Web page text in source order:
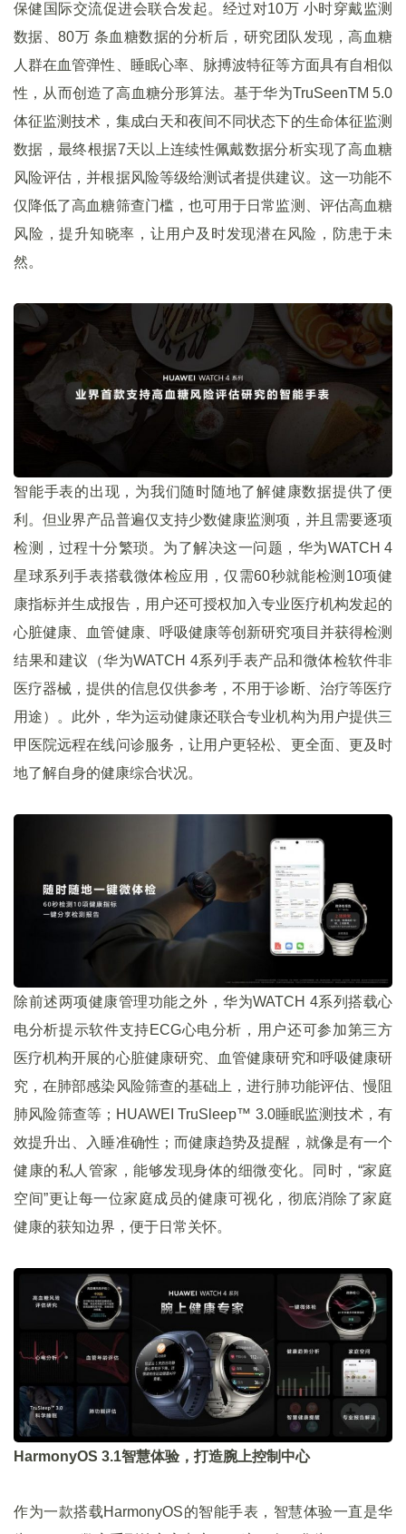
保健国际交流促进会联合发起。经过对10万 小时穿戴监测
数据、80万 条血糖数据的分析后，研究团队发现，高血糖
人群在血管弹性、睡眠心率、脉搏波特征等方面具有自相似
性，从而创造了高血糖分形算法。基于华为TruSeenTM 5.0
体征监测技术，集成白天和夜间不同状态下的生命体征监测
数据，最终根据7天以上连续性佩戴数据分析实现了高血糖
风险评估，并根据风险等级给测试者提供建议。这一功能不
仅降低了高血糖筛查门槛，也可用于日常监测、评估高血糖
风险，提升知晓率，让用户及时发现潜在风险，防患于未
然。
智能手表的出现，为我们随时随地了解健康数据提供了便
利。但业界产品普遍仅支持少数健康监测项，并且需要逐项
检测，过程十分繁琐。为了解决这一问题，华为WATCH 4
星球系列手表搭载微体检应用，仅需60秒就能检测10项健
康指标并生成报告，用户还可授权加入专业医疗机构发起的
心脏健康、血管健康、呼吸健康等创新研究项目并获得检测
结果和建议（华为WATCH 4系列手表产品和微体检软件非
医疗器械，提供的信息仅供参考，不用于诊断、治疗等医疗
用途）。此外，华为运动健康还联合专业机构为用户提供三
甲医院远程在线问诊服务，让用户更轻松、更全面、更及时
地了解自身的健康综合状况。
除前述两项健康管理功能之外，华为WATCH 4系列搭载心
电分析提示软件支持ECG心电分析，用户还可参加第三方
医疗机构开展的心脏健康研究、血管健康研究和呼吸健康研
究，在肺部感染风险筛查的基础上，进行肺功能评估、慢阻
肺风险筛查等；HUAWEI TruSleep™ 3.0睡眠监测技术，有
效提升出、入睡准确性；而健康趋势及提醒，就像是有一个
健康的私人管家，能够发现身体的细微变化。同时，“家庭
空间”更让每一位家庭成员的健康可视化，彻底消除了家庭
健康的获知边界，便于日常关怀。
HarmonyOS 3.1智慧体验，打造腕上控制中心
作为一款搭载HarmonyOS的智能手表，智慧体验一直是华